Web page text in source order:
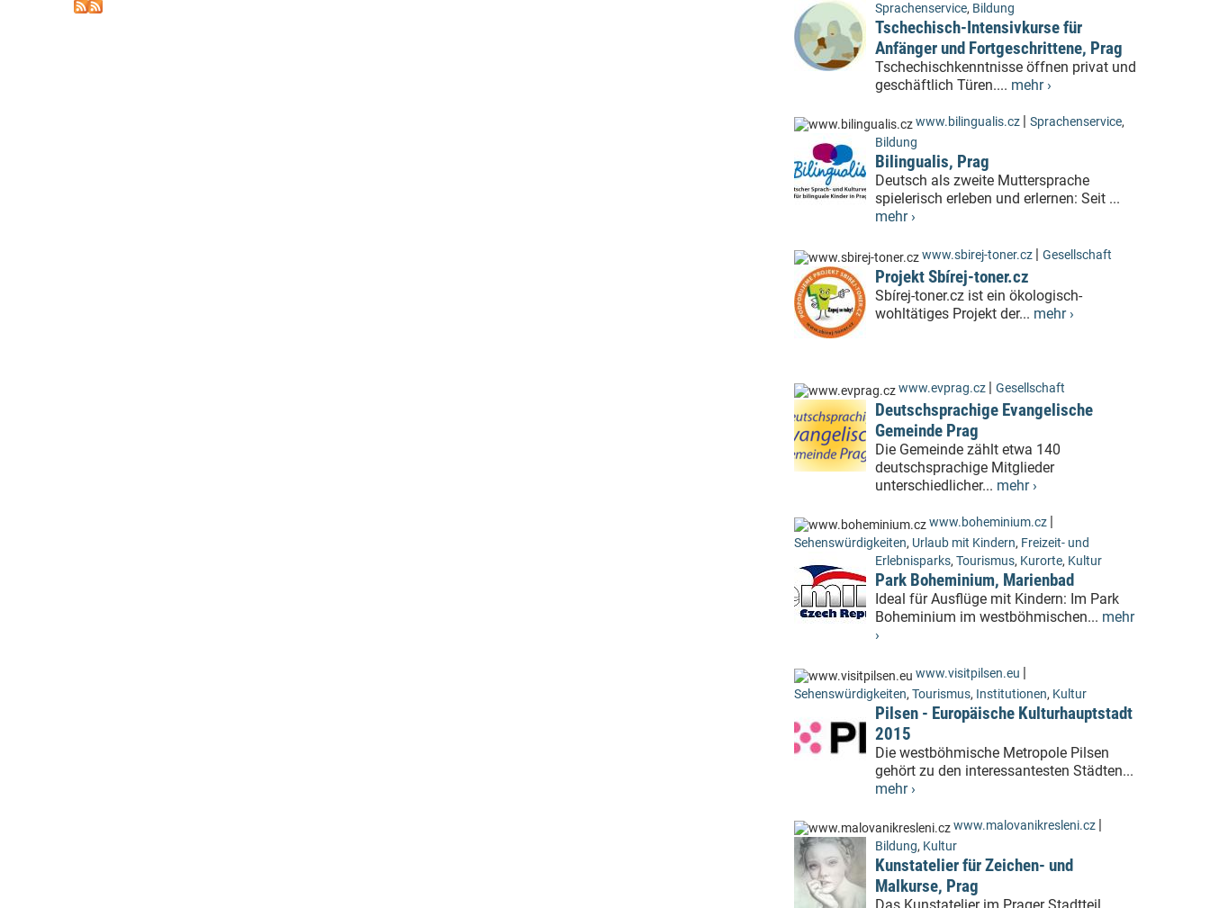
Sprachenservice, Bildung
Tschechisch-Intensivkurse für
Anfänger und Fortgeschrittene, Prag
Tschechischkenntnisse öffnen privat und
geschäftlich Türen.... mehr ›
www.bilingualis.cz | Sprachenservice,
Bildung
Bilingualis, Prag
Deutsch als zweite Muttersprache
spielerisch erleben und erlernen: Seit ...
mehr ›
www.sbirej-toner.cz | Gesellschaft
Projekt Sbírej-toner.cz
Sbírej-toner.cz ist ein ökologisch-
wohltätiges Projekt der... mehr ›
www.evprag.cz | Gesellschaft
Deutschsprachige Evangelische
Gemeinde Prag
Die Gemeinde zählt etwa 140
deutschsprachige Mitglieder
unterschiedlicher... mehr ›
www.boheminium.cz |
Sehenswürdigkeiten, Urlaub mit Kindern, Freizeit- und
Erlebnisparks, Tourismus, Kurorte, Kultur
Park Boheminium, Marienbad
Ideal für Ausflüge mit Kindern: Im Park
Boheminium im westböhmischen... mehr
›
www.visitpilsen.eu |
Sehenswürdigkeiten, Tourismus, Institutionen, Kultur
Pilsen - Europäische Kulturhauptstadt
2015
Die westböhmische Metropole Pilsen
gehört zu den interessantesten Städten...
mehr ›
www.malovanikresleni.cz |
Bildung, Kultur
Kunstatelier für Zeichen- und
Malkurse, Prag